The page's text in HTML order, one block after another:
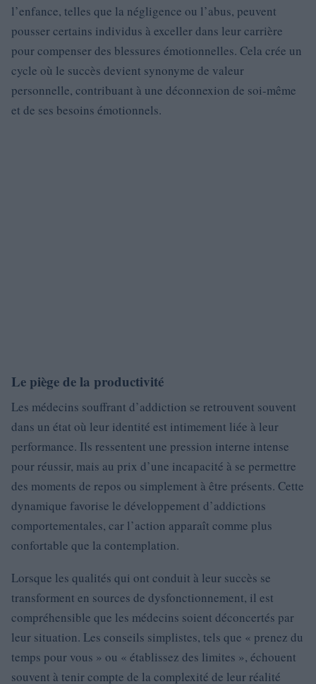
l’enfance, telles que la négligence ou l’abus, peuvent
pousser certains individus à exceller dans leur carrière
pour compenser des blessures émotionnelles. Cela crée un
cycle où le succès devient synonyme de valeur
personnelle, contribuant à une déconnexion de soi-même
et de ses besoins émotionnels.
Le piège de la productivité
Les médecins souffrant d’addiction se retrouvent souvent
dans un état où leur identité est intimement liée à leur
performance. Ils ressentent une pression interne intense
pour réussir, mais au prix d’une incapacité à se permettre
des moments de repos ou simplement à être présents. Cette
dynamique favorise le développement d’addictions
comportementales, car l’action apparaît comme plus
confortable que la contemplation.
Lorsque les qualités qui ont conduit à leur succès se
transforment en sources de dysfonctionnement, il est
compréhensible que les médecins soient déconcertés par
leur situation. Les conseils simplistes, tels que « prenez du
temps pour vous » ou « établissez des limites », échouent
souvent à tenir compte de la complexité de leur réalité